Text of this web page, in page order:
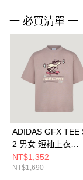
一 必買清單 一
ADIDAS GFX TEE
2 男女 短袖上衣
KY5740
NT$1,352
NT$1,690